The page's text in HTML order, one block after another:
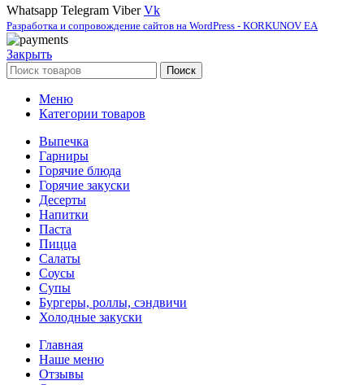
Whatsapp Telegram Viber Vk
Разработка и сопровождение сайтов на WordPress - KORKUNOV EA
Закрыть
Поиск
Меню
Категории товаров
Выпечка
Гарниры
Горячие блюда
Горячие закуски
Десерты
Напитки
Паста
Пицца
Салаты
Соусы
Супы
Бургеры, роллы, сэндвичи
Холодные закуски
Главная
Наше меню
Отзывы